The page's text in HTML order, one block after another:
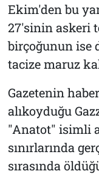
Ekim'den bu
27'sinin askeri
birçoğunun ise
tacize maruz
Gazetenin
alıkoyduğu
"Anatot" isimli
sınırlarında
sırasında